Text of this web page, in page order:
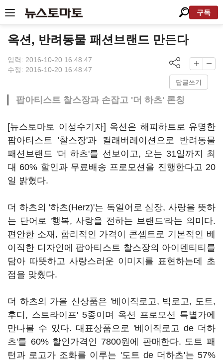
구독
옥션, 반려동물 패션브랜드 만든다
입력: 2016-10-20 16:48:47
수정: 2016-10-20 16:48:47
답글쓰기
팝아티스트 찰스장과 손잡고 '더 하츠' 론칭
[뉴스토마토 이성수기자] 옥션은 해피하트로 유명한
팝아티스트 '찰스장'과 컬래버레이션으로 반려동물
패션브랜드 '더 하츠'를 선보이고, 오는 31일까지 최
대 60% 할인과 무료배송 프로모션을 진행한다고 20
일 밝혔다.
더 하츠의 '하츠(Herz)'는 독일어로 심장, 사랑을 뜻하
는 단어로 '행복, 사랑을 전하는 브랜드'라는 의미다.
편안한 소재, 합리적인 가격이 콘셉트로 기본적인 베
이직한 디자인에 팝아티스트 찰스장의 아이덴티티를
담아 따뜻하고 사랑스러운 이미지를 표현하는데 초
점을 맞췄다.
더 하츠의 가을 신상품은 '베이직로고, 빅로고, 도트,
후디, 스트라이프' 5종이며 옥션 프로모션 특별가에
만나볼 수 있다. 대표상품으로 '베이직로고 de 더하
츠'를 60% 할인가격인 7800원에 판매한다. 도트 패
턴과 로고가 조화를 이루는 '도트 de 더하츠'는 57%